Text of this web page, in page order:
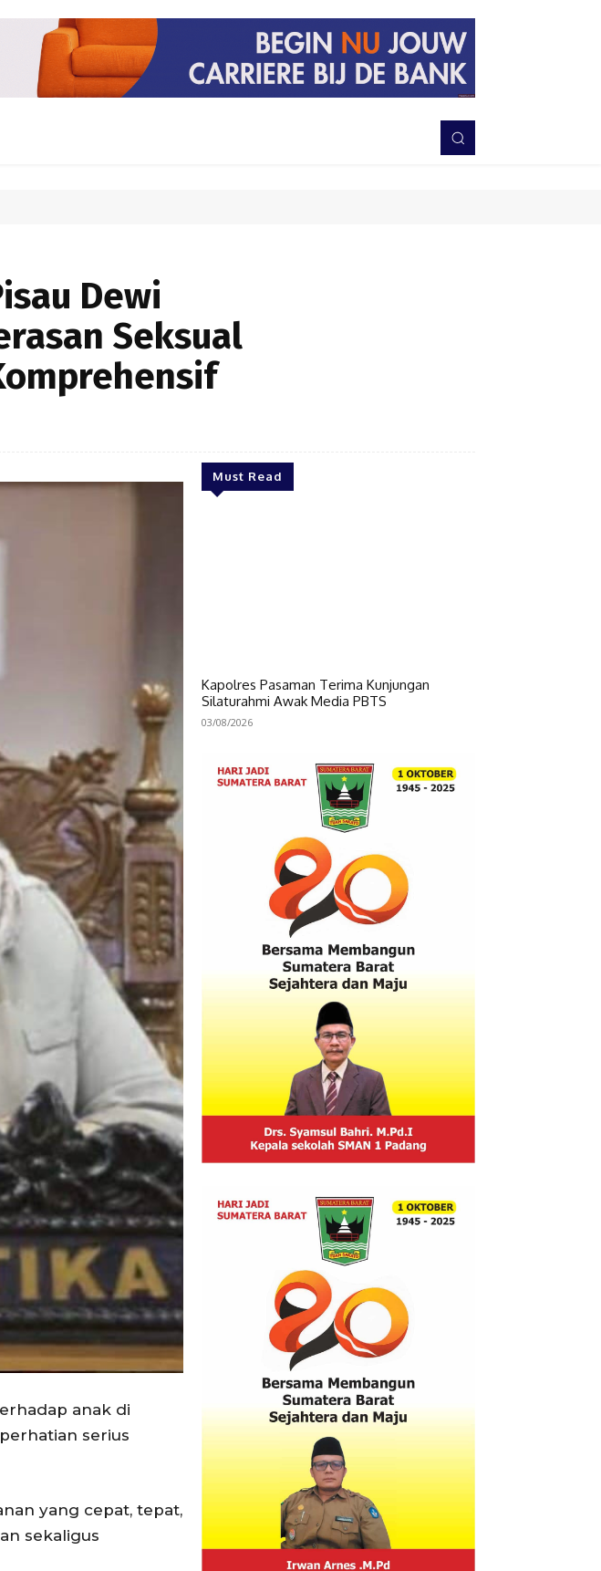
TNI-POLRI
Dewi
Seksual
anak di
serius
yang cepat, tepat,
sekaligus
Must Read
Kapolres Pasaman Terima Kunjungan
Silaturahmi Awak Media PBTS
03/08/2026